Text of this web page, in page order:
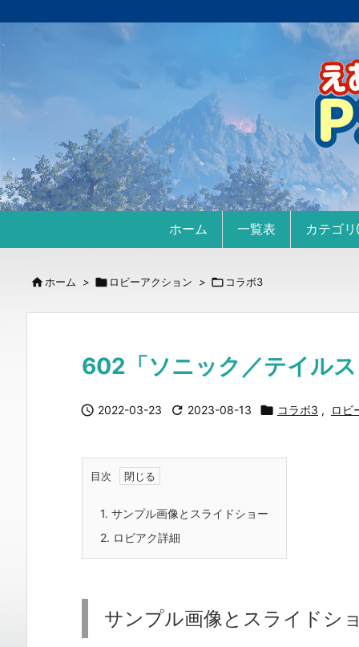
ホーム 一覧表 カテゴ
ホーム >  ロビーアクション >  コラボ3
602「ソニック／テイル
 2022-03-23  2023-08-13  コラボ3 , ロビ
目次
1. サンプル画像とスライドショー
2. ロビアク詳細
サンプル画像とスライドシ